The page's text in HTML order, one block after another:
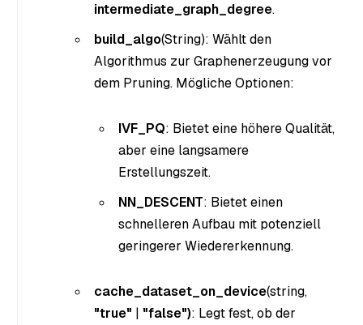
intermediate_graph_degree.
build_algo(String): Wählt den
Algorithmus zur Graphenerzeugung vor
dem Pruning. Mögliche Optionen:
IVF_PQ: Bietet eine höhere Qualität,
aber eine langsamere
Erstellungszeit.
NN_DESCENT: Bietet einen
schnelleren Aufbau mit potenziell
geringerer Wiedererkennung.
cache_dataset_on_device(string,
"true" | "false"): Legt fest, ob der